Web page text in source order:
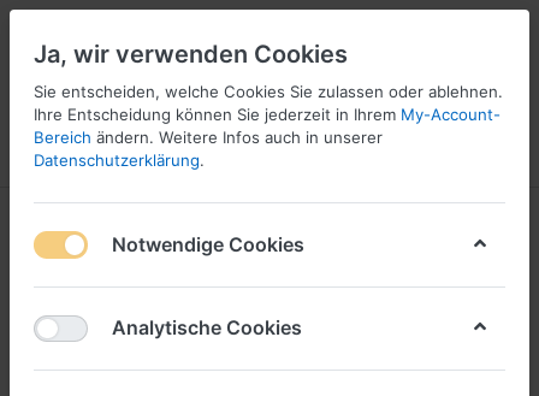
Menü Anmelden
16
Bekleidung
Ja, wir verwenden Cookies
Sie entscheiden, welche Cookies Sie zulassen oder ablehnen.
Ihre Entscheidung können Sie jederzeit in Ihrem My-Account-
Bereich ändern. Weitere Infos auch in unserer
Datenschutzerklärung.
Notwendige Cookies
Analytische Cookies